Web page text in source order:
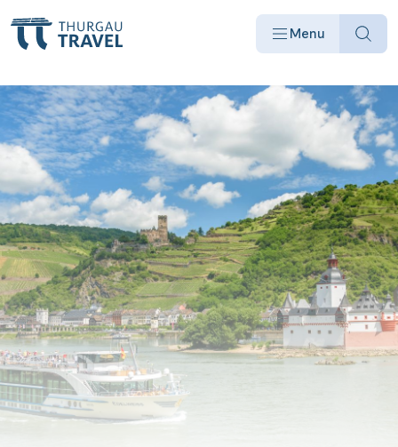
Menu
Offres
Destinations
Bateaux
Informations
Contact